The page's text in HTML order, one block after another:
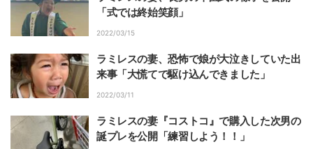
「式では終始笑顔」
2022/03/15
ラミレスの妻、恐怖で娘が大泣きしていた出
来事「大慌てで駆け込んできました」
2022/03/11
ラミレスの妻『コストコ』で購入した次男の
誕プレを公開「練習しよう！！」